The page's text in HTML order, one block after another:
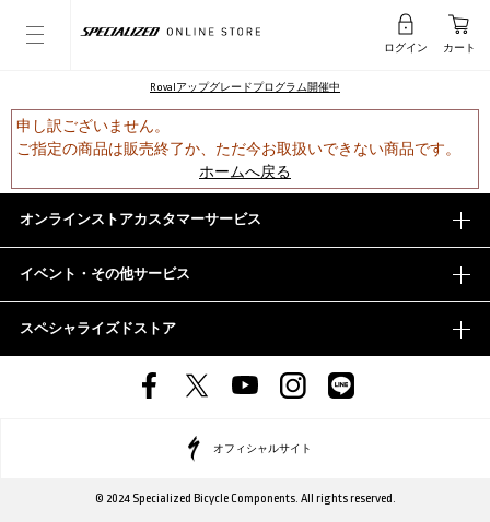
ログイン カート
Rovalアップグレードプログラム開催中
申し訳ございません。
ご指定の商品は販売終了か、ただ今お取扱いできない商品です。
ホームへ戻る
オンラインストアカスタマーサービス
イベント・その他サービス
スペシャライズドストア
オフィシャルサイト
© 2024 Specialized Bicycle Components. All rights reserved.